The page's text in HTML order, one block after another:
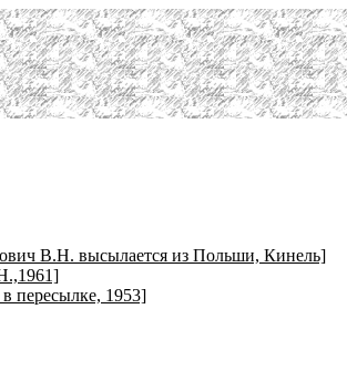
В.Н. высылается из Польши, Кинель]
1953]